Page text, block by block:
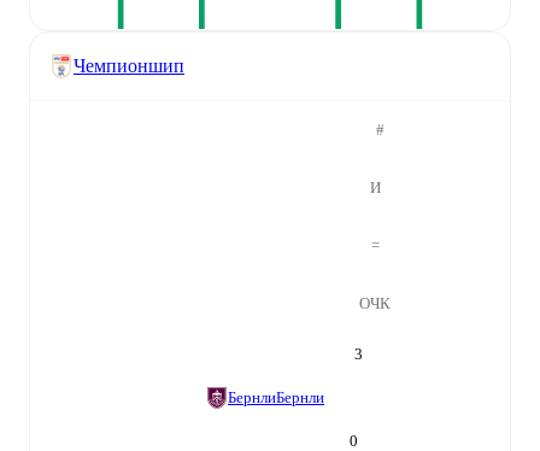
Чемпионшип
#
И
=
ОЧК
3
БернлиБернли
0